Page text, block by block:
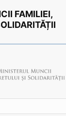
FAMILIEI,